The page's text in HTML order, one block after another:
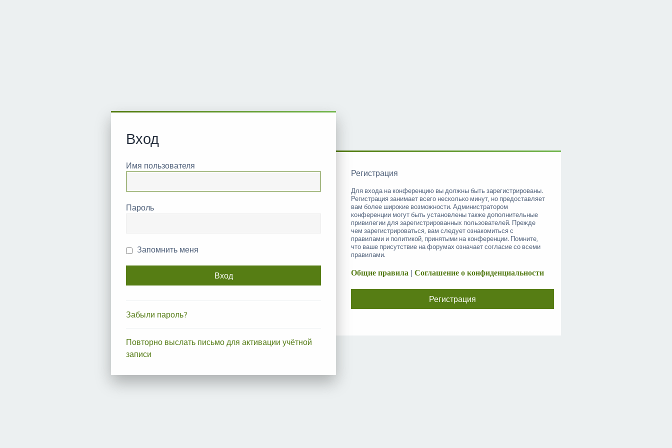
Вход
Имя пользователя
Пароль
Запомнить меня
Забыли пароль?
Повторно выслать письмо для активации учётной
записи
Регистрация
Для входа на конференцию вы должны быть зарегистрированы.
Регистрация занимает всего несколько минут, но предоставляет
вам более широкие возможности. Администратором
конференции могут быть установлены также дополнительные
привилегии для зарегистрированных пользователей. Прежде
чем зарегистрироваться, вам следует ознакомиться с
правилами и политикой, принятыми на конференции. Помните,
что ваше присутствие на форумах означает согласие со всеми
правилами.
Общие правила | Соглашение о конфиденциальности
Регистрация